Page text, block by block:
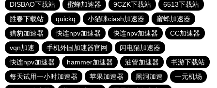
DISBAO下载站
蜜蜂加速器 9CZK下载站
6513下载站
胜春下载站
quickq 小猫咪ciash加速器
蜜蜂加速器
猎豹加速器
快连npv加速器 快连npv加速器
CC加速器
vqn加速
手机外国加速器官网
闪电猫加速器
快连npv加速器
hammer加速器 油管加速器
书游下载站
每天试用一小时加速器
苹果加速器 黑洞加速
一元机场